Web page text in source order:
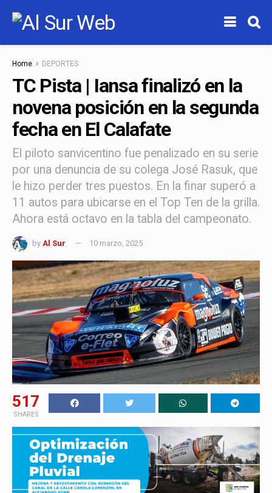
Home DEPORTES
TC Pista | Iansa finalizó en la
novena posición en la segunda
fecha en El Calafate
El piloto sanvicentino fue penalizado en su serie
por una denuncia de su colega José Rasuk, que
le hizo perder tres puestos. En la finar superó a
11 autos para ubicarse en el Top Ten de la grilla.
Ahora está octavo en la tabla del campeonato.
by Al Sur 10 marzo, 2025
517
SHARES